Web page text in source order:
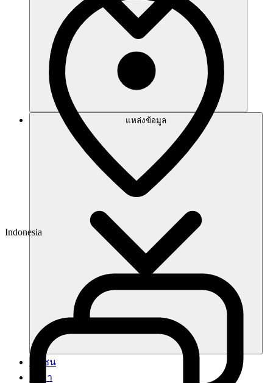
แหล่งข้อมูล
ชุมชน
ราคา
Indonesia